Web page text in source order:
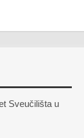
Sveučilišta u